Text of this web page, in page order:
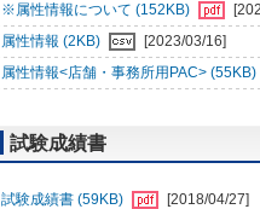
※属性情報について (152KB)
属性情報 (2KB)
[2023/03/16]
属性情報<店舗・事務所用PAC> (55KB)
試験成績書
試験成績書 (59KB) [2018/04/27]